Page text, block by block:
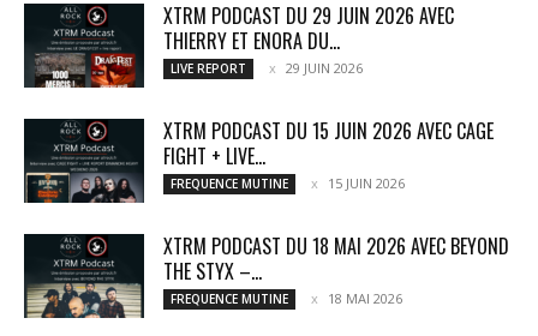
XTRM PODCAST DU 29 JUIN 2026 AVEC
THIERRY ET ENORA DU...
LIVE REPORT 29 JUIN 2026
XTRM PODCAST DU 15 JUIN 2026 AVEC CAGE
FIGHT + LIVE...
FREQUENCE MUTINE 15 JUIN 2026
XTRM PODCAST DU 18 MAI 2026 AVEC BEYOND
THE STYX –...
FREQUENCE MUTINE 18 MAI 2026